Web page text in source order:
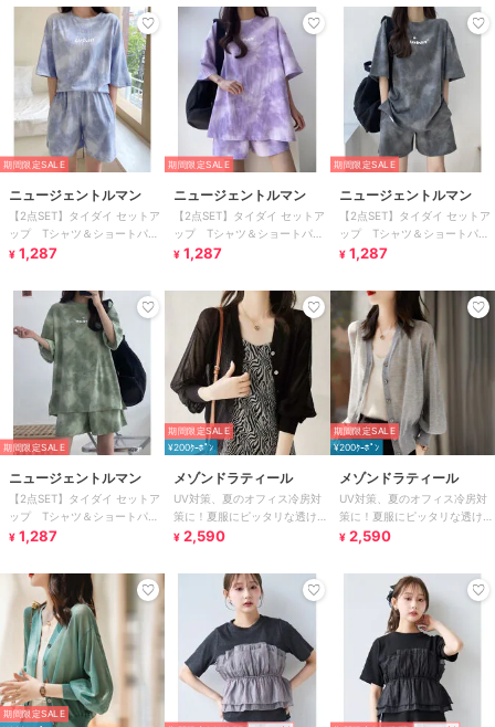
期間限定SALE
ニュージェントルマン
【2点SET】タイダイ セットア
ップ Tシャツ＆ショートパン
ツセット
¥ 1,287
期間限定SALE
ニュージェントルマン
【2点SET】タイダイ セットア
ップ Tシャツ＆ショートパン
ツセット
¥ 1,287
期間限定SALE
ニュージェントルマン
【2点SET】タイダイ セットア
ップ Tシャツ＆ショートパン
ツセット
¥ 1,287
期間限定SALE
ニュージェントルマン
【2点SET】タイダイ セットア
ップ Tシャツ＆ショートパン
ツセット
¥ 1,287
期間限定SALE
¥200ｸｰﾎﾟﾝ
メゾンドラティール
UV対策、夏のオフィス冷房対
策に！夏服にピッタリな透け感
Vネック上品シアーUVカットカ
¥ 2,590
期間限定SALE
¥200ｸｰﾎﾟﾝ
メゾンドラティール
UV対策、夏のオフィス冷房対
策に！夏服にピッタリな透け感
Vネック上品シアーUVカットカ
¥ 2,590
期間限定SALE